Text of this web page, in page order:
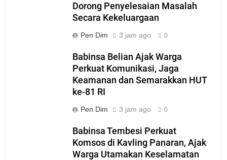
Dorong Penyelesaian Masalah
Secara Kekeluargaan
Pen Dim 3 jam ago 0
Babinsa Belian Ajak Warga
Perkuat Komunikasi, Jaga
Keamanan dan Semarakkan HUT
ke-81 RI
Pen Dim 3 jam ago 0
Babinsa Tembesi Perkuat
Komsos di Kavling Panaran, Ajak
Warga Utamakan Keselamatan